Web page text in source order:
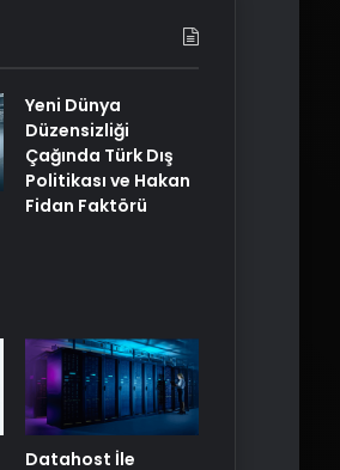
Yeni Dünya
Düzensizliği
Çağında Türk Dış
Politikası ve Hakan
Fidan Faktörü
Datahost İle